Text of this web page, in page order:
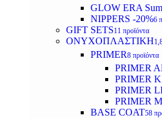
GLOW ERA
NIPPERS -20%6
GIFT SETS11 προϊόντα
ΟΝΥΧΟΠΛΑΣΤΙΚΗ
PRIMER8 προϊόντα
PRIMER
PRIMER
PRIMER
PRIMER
BASE COAT58